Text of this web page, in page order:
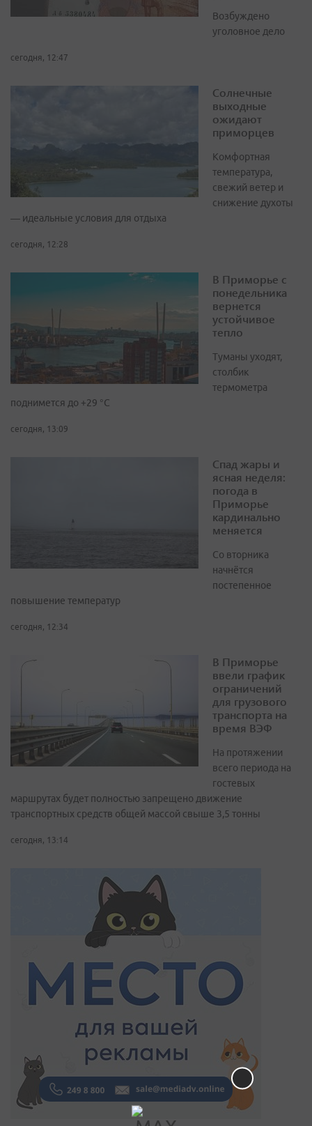
Возбуждено
уголовное дело
сегодня, 12:47
Солнечные
выходные
ожидают
приморцев
Комфортная
температура,
свежий ветер и
снижение духоты
— идеальные условия для отдыха
сегодня, 12:28
В Приморье с
понедельника
вернется
устойчивое
тепло
Туманы уходят,
столбик
термометра
поднимется до +29 °С
сегодня, 13:09
Спад жары и
ясная неделя:
погода в
Приморье
кардинально
меняется
Со вторника
начнётся
постепенное
повышение температур
сегодня, 12:34
В Приморье
ввели график
ограничений
для грузового
транспорта на
время ВЭФ
На протяжении
всего периода на
гостевых
маршрутах будет полностью запрещено движение
транспортных средств общей массой свыше 3,5 тонны
сегодня, 13:14